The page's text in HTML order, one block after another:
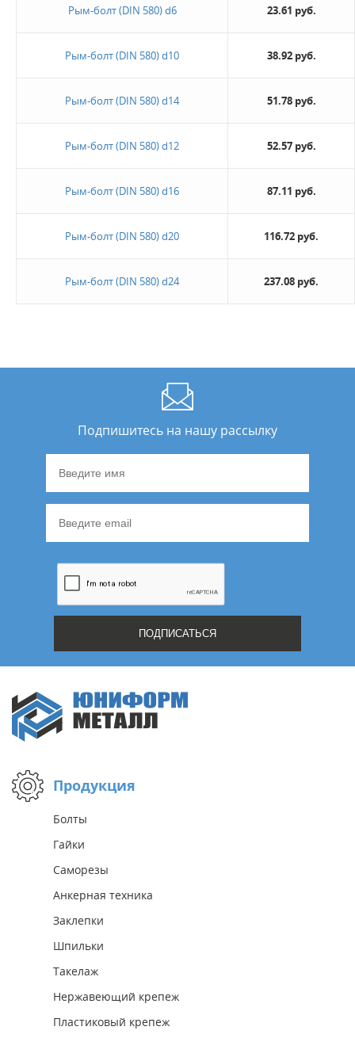
Рым-болт (DIN 580) d6 23.61 руб.
Рым-болт (DIN 580) d10 38.92 руб.
Рым-болт (DIN 580) d14 51.78 руб.
Рым-болт (DIN 580) d12 52.57 руб.
Рым-болт (DIN 580) d16 87.11 руб.
Рым-болт (DIN 580) d20 116.72 руб.
Рым-болт (DIN 580) d24 237.08 руб.
Подпишитесь на нашу рассылку
Продукция
Болты
Гайки
Саморезы
Анкерная техника
Заклепки
Шпильки
Такелаж
Нержавеющий крепеж
Пластиковый крепеж